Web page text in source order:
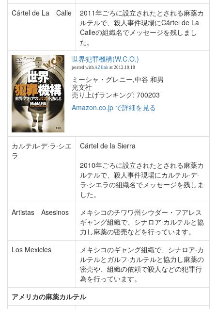
Cártel de La Calle
2011年ごろに設立されたとされる麻薬カ
ルテルで、殺人事件現場にCártel de La
Calleの組織名でメッセージを残しまし
た。
世界犯罪機構(W.C.O.)
posted withAZlink at 2012.10.18
ミーシャ・グレニー,中谷 和男
光文社
売り上げランキング: 700203
Amazon.co.jp で詳細を見る
カルテル·デ·ラ·シエ
ラ
Cártel de la Sierra
2010年ごろに設立されたとされる麻薬カ
ルテルで、殺人事件現場にカルテル·デ·
ラ·シエラの組織名でメッセージを残しま
した。
Artistas Asesinos
メキシコのチワワ州シウダー・フアレス
ギャング組織で、シナロア·カルテルと協
力し麻薬の密売などを行っています。
Los Mexicles
メキシコのギャング組織で、シナロア·カ
ルテルとガルフ·カルテルと協力し麻薬の
密売や、組織の依頼で殺人などの犯罪行
為を行っています。
アメリカの麻薬カルテル